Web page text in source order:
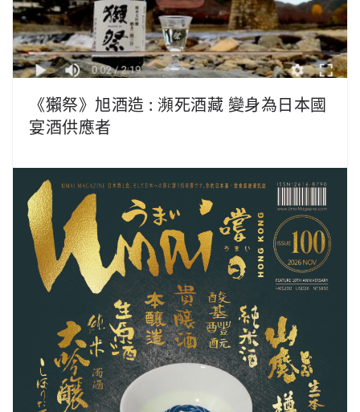
《獺祭》旭酒造 : 瀕死酒藏 變身為日本國
宴酒供應者